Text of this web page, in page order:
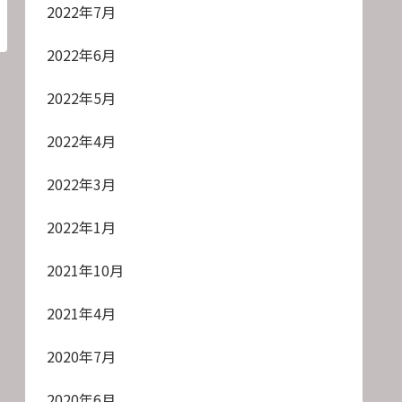
2022年7月
2022年6月
2022年5月
2022年4月
2022年3月
2022年1月
2021年10月
2021年4月
2020年7月